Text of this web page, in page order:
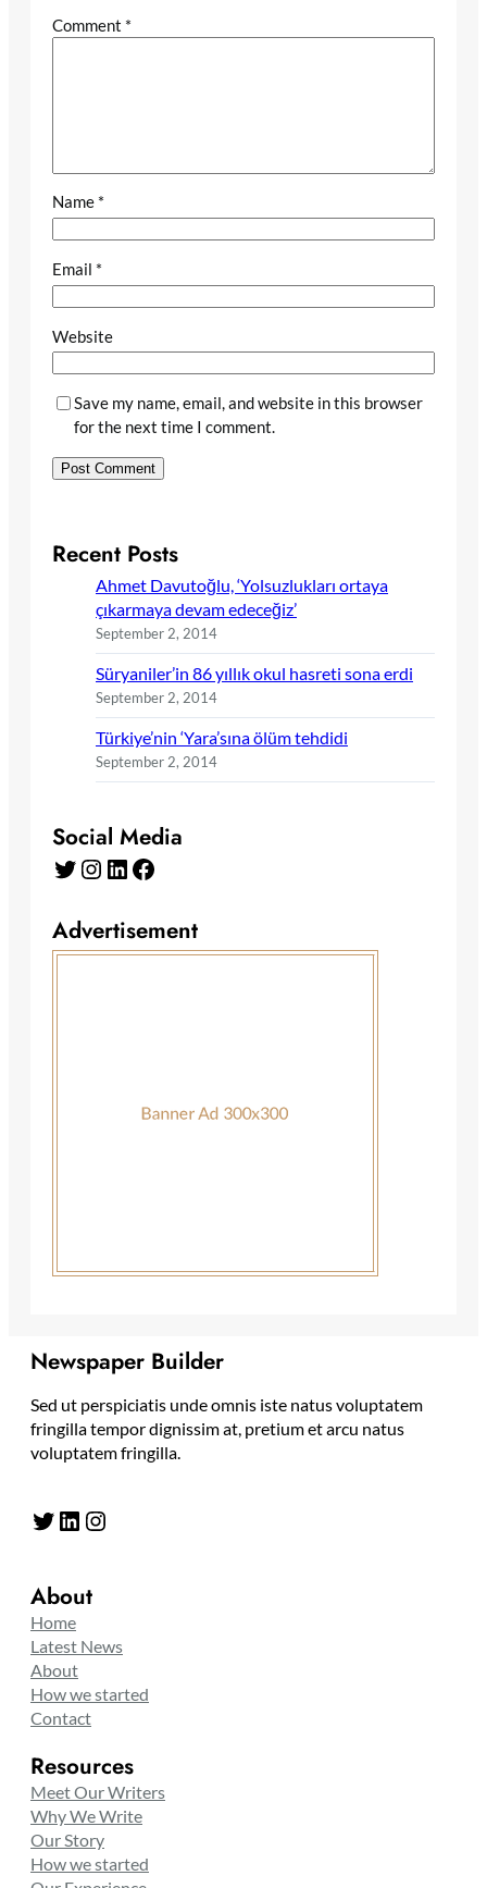
Comment *
Name *
Email *
Website
Save my name, email, and website in this browser
for the next time I comment.
Recent Posts
Ahmet Davutoğlu, ‘Yolsuzlukları ortaya
çıkarmaya devam edeceğiz’
September 2, 2014
Süryaniler’in 86 yıllık okul hasreti sona erdi
September 2, 2014
Türkiye’nin ‘Yara’sına ölüm tehdidi
September 2, 2014
Social Media
Twitter Instagram LinkedIn Facebook
Advertisement
Newspaper Builder
Sed ut perspiciatis unde omnis iste natus voluptatem
fringilla tempor dignissim at, pretium et arcu natus
voluptatem fringilla.
Twitter LinkedIn Instagram
About
Home
Latest News
About
How we started
Contact
Resources
Meet Our Writers
Why We Write
Our Story
How we started